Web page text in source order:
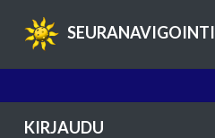
SEURANAVIGOINTI
KIRJAUDU